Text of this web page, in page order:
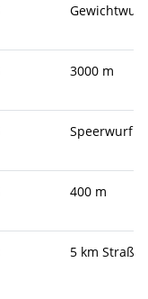
Gewichtwurf
3000 m
Speerwurf
400 m
5 km Straße